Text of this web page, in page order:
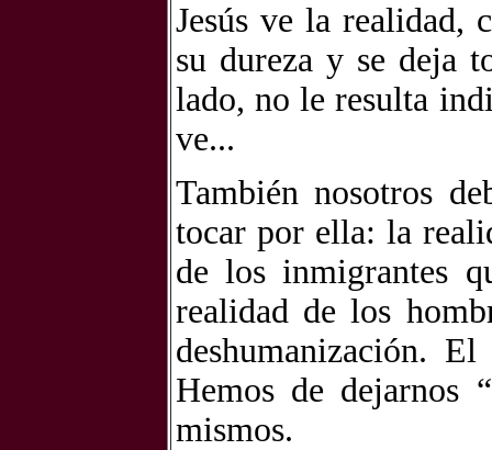
Jesús ve la realidad,
su dureza y se deja
lado, no le resulta
ve...
También nosotros
tocar por ella: la
de los inmigrantes
realidad de los
deshumanización. El
Hemos de dejarnos
mismos.